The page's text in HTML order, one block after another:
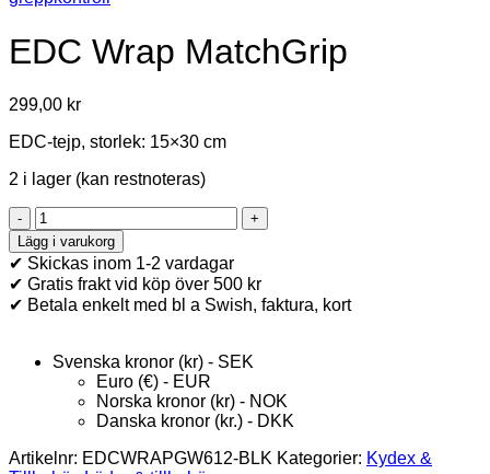
EDC Wrap MatchGrip
299,00 kr
EDC-tejp, storlek: 15×30 cm
2 i lager (kan restnoteras)
EDC
Wrap
MatchGrip
mängd
Lägg i varukorg
✔ Skickas inom 1-2 vardagar
✔ Gratis frakt vid köp över 500 kr
✔ Betala enkelt med bl a Swish, faktura, kort
Svenska kronor (kr) - SEK
Euro (€) - EUR
Norska kronor (kr) - NOK
Danska kronor (kr.) - DKK
Artikelnr: EDCWRAPGW612-BLK Kategorier: Kydex &